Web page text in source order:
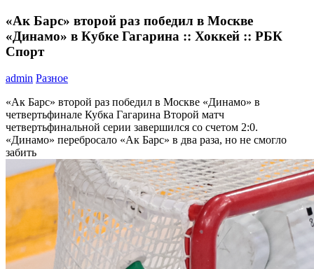
«Ак Барс» второй раз победил в Москве
«Динамо» в Кубке Гагарина :: Хоккей :: РБК
Спорт
admin Разное
«Ак Барс» второй раз победил в Москве «Динамо» в
четвертьфинале Кубка Гагарина Второй матч
четвертьфинальной серии завершился со счетом 2:0.
«Динамо» перебросало «Ак Барс» в два раза, но не смогло
забить